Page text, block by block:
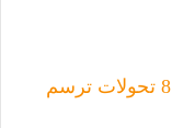
مستقبل اقتصاد البتروكيماويات .. 8 تحولات ترسم